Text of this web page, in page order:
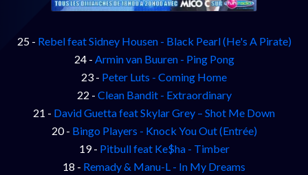
25 - Rebel feat Sidney Housen - Black Pearl (He's A Pirate)
24 - Armin van Buuren - Ping Pong
23 - Peter Luts - Coming Home
22 - Clean Bandit - Extraordinary
21 - David Guetta feat Skylar Grey – Shot Me Down
20 - Bingo Players - Knock You Out (Entrée)
19 - Pitbull feat Ke$ha - Timber
18 - Remady & Manu-L - In My Dreams